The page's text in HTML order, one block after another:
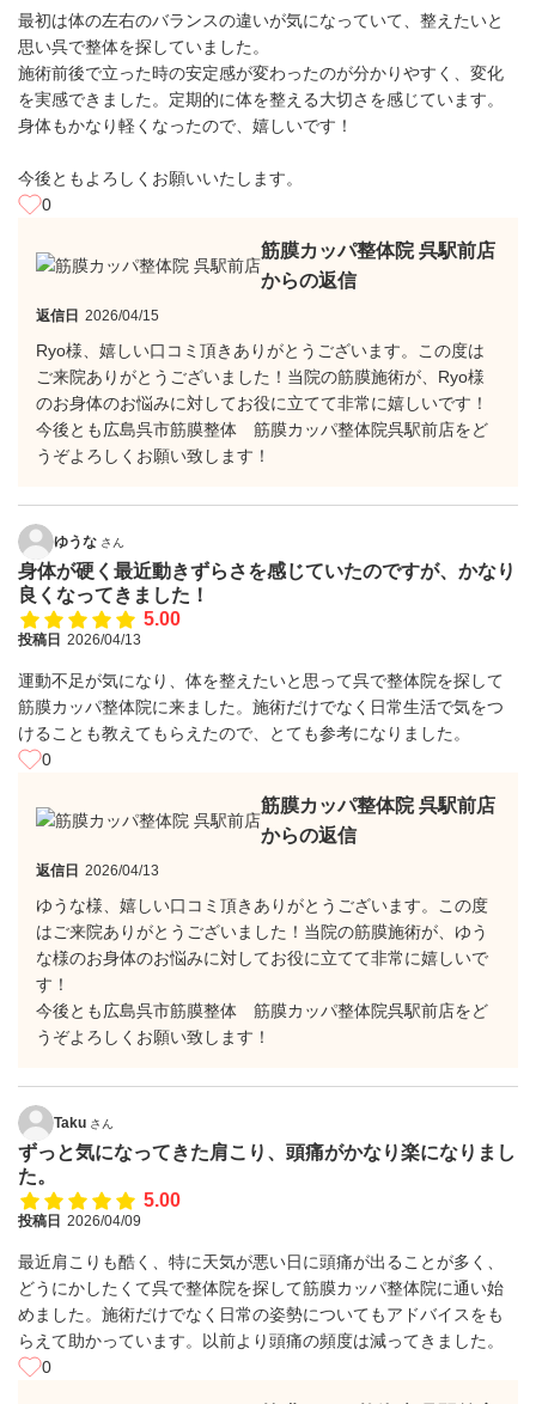
最初は体の左右のバランスの違いが気になっていて、整えたいと
思い呉で整体を探していました。
施術前後で立った時の安定感が変わったのが分かりやすく、変化
を実感できました。定期的に体を整える大切さを感じています。
身体もかなり軽くなったので、嬉しいです！
今後ともよろしくお願いいたします。
0
筋膜カッパ整体院 呉駅前店
からの返信
返信日 2026/04/15
Ryo様、嬉しい口コミ頂きありがとうございます。この度は
ご来院ありがとうございました！当院の筋膜施術が、Ryo様
のお身体のお悩みに対してお役に立てて非常に嬉しいです！
今後とも広島呉市筋膜整体 筋膜カッパ整体院呉駅前店をど
うぞよろしくお願い致します！
ゆうな さん
身体が硬く最近動きずらさを感じていたのですが、かなり
良くなってきました！
5.00
投稿日 2026/04/13
運動不足が気になり、体を整えたいと思って呉で整体院を探して
筋膜カッパ整体院に来ました。施術だけでなく日常生活で気をつ
けることも教えてもらえたので、とても参考になりました。
0
筋膜カッパ整体院 呉駅前店
からの返信
返信日 2026/04/13
ゆうな様、嬉しい口コミ頂きありがとうございます。この度
はご来院ありがとうございました！当院の筋膜施術が、ゆう
な様のお身体のお悩みに対してお役に立てて非常に嬉しいで
す！
今後とも広島呉市筋膜整体 筋膜カッパ整体院呉駅前店をど
うぞよろしくお願い致します！
Taku さん
ずっと気になってきた肩こり、頭痛がかなり楽になりまし
た。
5.00
投稿日 2026/04/09
最近肩こりも酷く、特に天気が悪い日に頭痛が出ることが多く、
どうにかしたくて呉で整体院を探して筋膜カッパ整体院に通い始
めました。施術だけでなく日常の姿勢についてもアドバイスをも
らえて助かっています。以前より頭痛の頻度は減ってきました。
0